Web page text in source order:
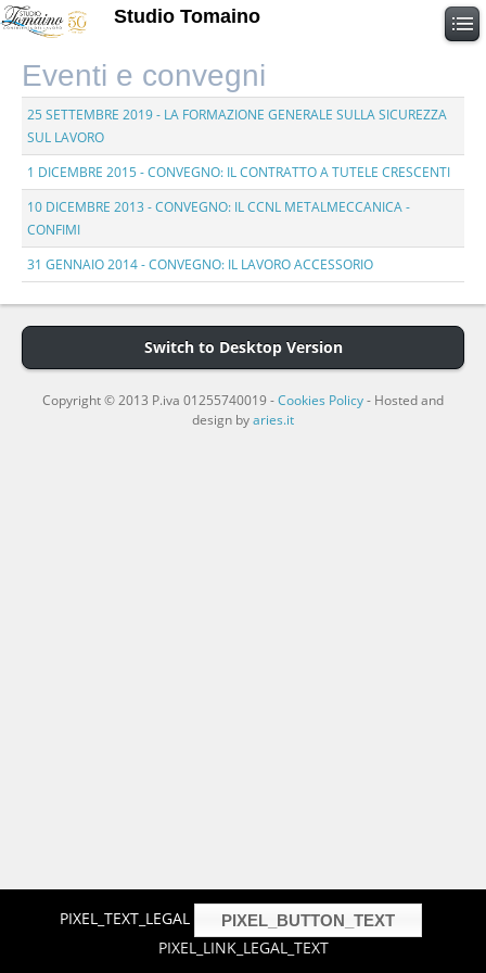
Studio Tomaino
Eventi e convegni
25 SETTEMBRE 2019 - LA FORMAZIONE GENERALE SULLA SICUREZZA
SUL LAVORO
1 DICEMBRE 2015 - CONVEGNO: IL CONTRATTO A TUTELE CRESCENTI
10 DICEMBRE 2013 - CONVEGNO: IL CCNL METALMECCANICA -
CONFIMI
31 GENNAIO 2014 - CONVEGNO: IL LAVORO ACCESSORIO
Switch to Desktop Version
Copyright © 2013 P.iva 01255740019 -Cookies Policy- Hosted and
design byaries.it
PIXEL_TEXT_LEGAL PIXEL_BUTTON_TEXT
PIXEL_LINK_LEGAL_TEXT